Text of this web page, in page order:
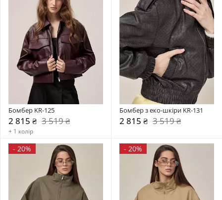
Бомбер KR-125
2 815 ₴ 3 519 ₴
+ 1 колір
Бомбер з еко-шкіри KR-131
2 815 ₴ 3 519 ₴
- 20% - 20%